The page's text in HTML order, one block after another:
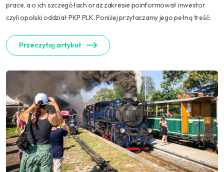
prace, a o ich szczegółach oraz zakresie poinformował inwestor
czyli opolski oddział PKP PLK. Poniżej przytaczamy jego pełną treść:
Przeczytaj artykuł